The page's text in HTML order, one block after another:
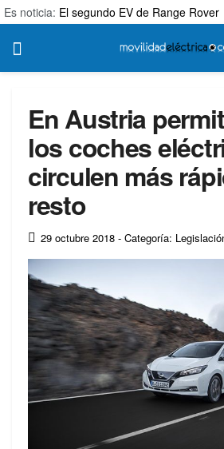
Es noticia: El segundo EV de Range Rover
En Austria
los coches
circulen más
resto
29 octubre 2018 - Categoría: